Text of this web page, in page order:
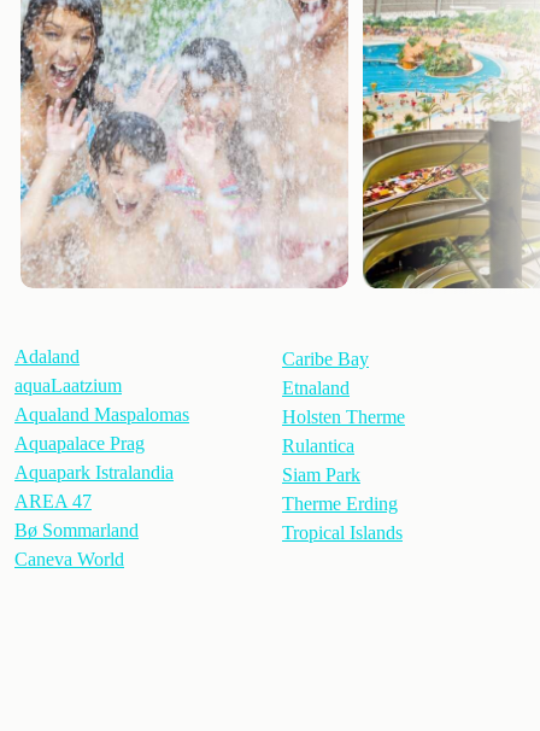
Adaland
aquaLaatzium
Aqualand Maspalomas
Aquapalace Prag
Aquapark Istralandia
AREA 47
Bø Sommarland
Caneva World
Caribe Bay
Etnaland
Holsten Therme
Rulantica
Siam Park
Therme Erding
Tropical Islands